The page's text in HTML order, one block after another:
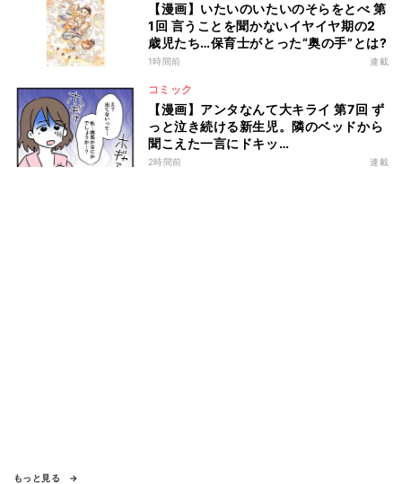
【漫画】いたいのいたいのそらをとべ 第
1回 言うことを聞かないイヤイヤ期の2
歳児たち…保育士がとった“奥の手”とは?
1時間前 連載
コミック
【漫画】アンタなんて大キライ 第7回 ず
っと泣き続ける新生児。隣のベッドから
聞こえた一言にドキッ…
2時間前 連載
もっと見る